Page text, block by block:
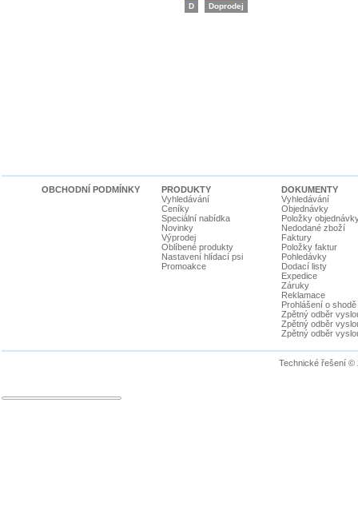
D Doprodej
OBCHODNÍ PODMÍNKY
PRODUKTY
Vyhledávání
Ceníky
Speciální nabídka
Novinky
Výprodej
Oblíbené produkty
Nastavení hlídací psi
Promoakce
DOKUMENTY
Vyhledávání
Objednávky
Položky
Nedodané zboží
Faktury
Položky faktur
Pohledávky
Dodací listy
Expedice
Záruky
Reklamace
Prohlášení o shodě
Zpětný odběr
Zpětný odběr
Zpětný odběr
Technické řešení ©